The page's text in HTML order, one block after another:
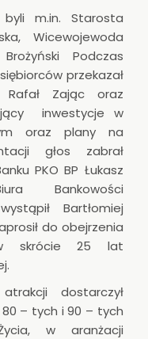
m.in. Starosta
Wicewojewoda
Podczas
przekazał
Zając oraz
inwestycje w
oraz plany na
głos zabrał
PKO BP Łukasz
Bankowości
Bartłomiej
do obejrzenia
w skrócie 25 lat
dostarczył
– tych i 90 – tych
w aranżacji